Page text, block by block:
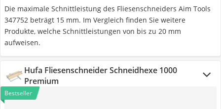
Die maximale Schnittleistung des Fliesenschneiders Aim Tools
347752 beträgt 15 mm. Im Vergleich finden Sie weitere
Produkte, welche Schnittleistungen von bis zu 20 mm
aufweisen.
Hufa Fliesenschneider Schneidhexe 1000
Premium
Bestseller